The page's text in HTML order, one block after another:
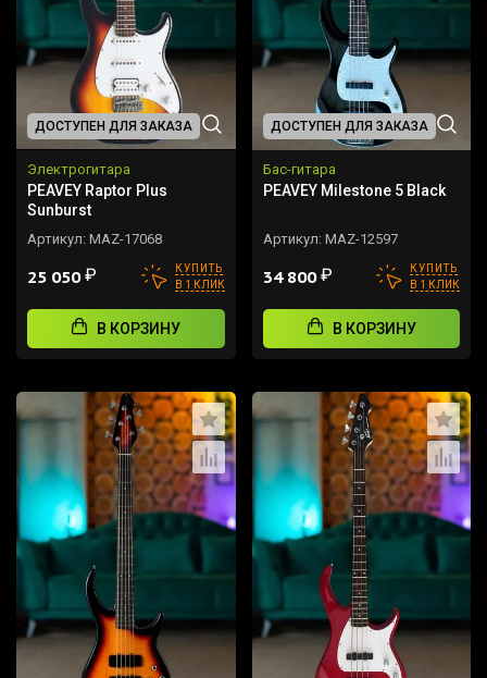
ДОСТУПЕН ДЛЯ ЗАКАЗА
Электрогитара
PEAVEY Raptor Plus
Sunburst
Артикул: MAZ-17068
25 050₽
КУПИТЬ
В 1 КЛИК
В КОРЗИНУ
ДОСТУПЕН ДЛЯ ЗАКАЗА
Бас-гитара
PEAVEY Milestone 5 Black
Артикул: MAZ-12597
34 800₽
КУПИТЬ
В 1 КЛИК
В КОРЗИНУ